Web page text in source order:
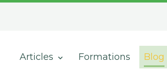
Articles Formations Blog